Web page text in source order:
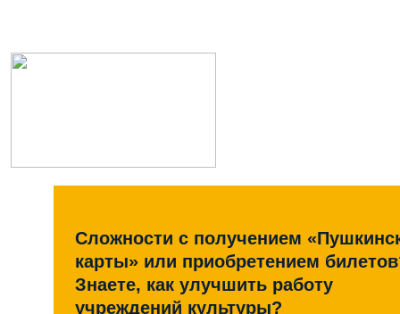
Сложности с получением
карты» или приобретением
Знаете, как улучшить работу
учреждений культуры?